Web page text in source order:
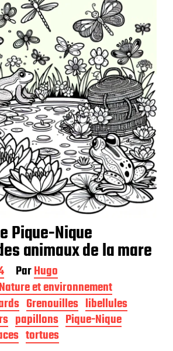
Pique-Nique
animaux de la mare
ParHugo
Nature et environnement
Grenouilles libellules
papillons Pique-Nique
tortues